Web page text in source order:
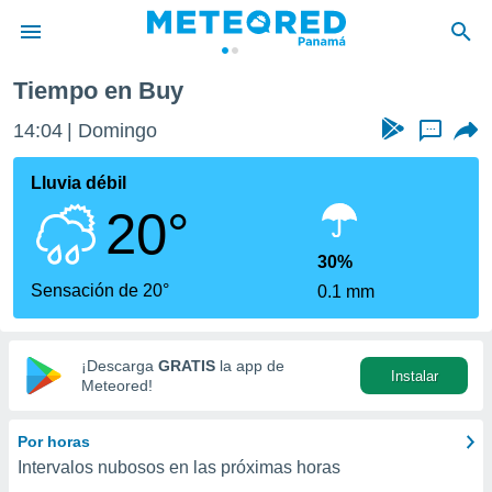
de
ha
para
que se
calidad.
a este
las
y
digital
basada
Tiempo en Buy
14:04 Domingo ...
Lluvia débil
20°
Sensación de 20°
30%
0.1 mm
¡Descarga GRATIS la app de
Meteored!
Instalar
Por horas
Intervalos nubosos en las próximas horas